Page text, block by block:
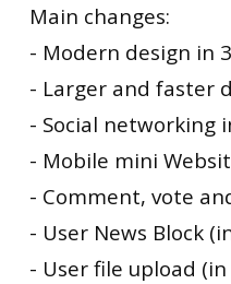
Main changes:
- Modern design in
- Larger and faster
- Social networking
- Mobile mini
- Comment, vote
- User News Block
- User file upload